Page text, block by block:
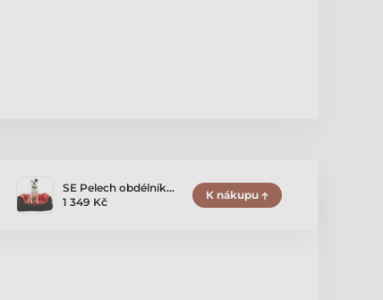
SE Pelech obdélník…
1 349 Kč
K nákupu